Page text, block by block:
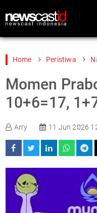
Home
Games
Home Peristiwa
Momen
10+6=17,
Arry 11 Jun 2026